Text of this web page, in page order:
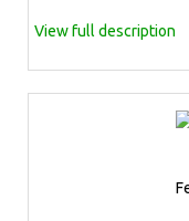
View full description